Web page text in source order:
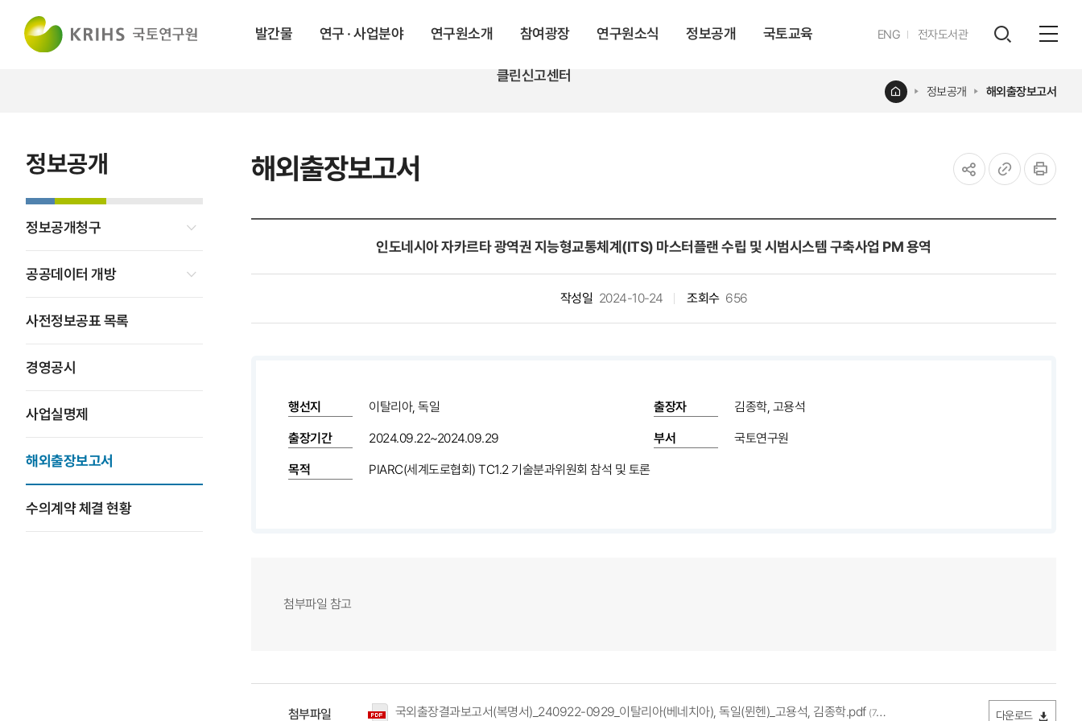
발간물 연구 · 사업분야 연구원소개 참여광장 연구원소식 정보공개 국토교육
클린신고센터
ENG영문전자도서관
레이어
해외출장보고서
홈 정보공개 해외출장보고서
정보공개
정보공개청구
공공데이터 개방
사전정보공표 목록
경영공시
사업실명제
해외출장보고서
수의계약 체결 현황
인도네시아 자카르타 광역권 지능형교통체계(ITS) 마스터플랜 수립 및 시범시스템 구축사업 PM 용역
작성일 2024-10-24 조회수 656
행선지 이탈리아, 독일 출장자 김종학, 고용석
출장기간 2024.09.22~2024.09.29 부서 국토연구원
목적 PIARC(세계도로협회) TC1.2 기술분과위원회 참석 및 토론
첨부파일 참고
첨부파일 국외출장결과보고서(복명서)_240922-0929_이탈리아(베네치아), 독일(뮌헨)_고용석, 김종학.pdf (7.84MB / 다운로드 256회) 다운로드